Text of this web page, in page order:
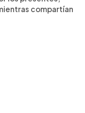
compartían